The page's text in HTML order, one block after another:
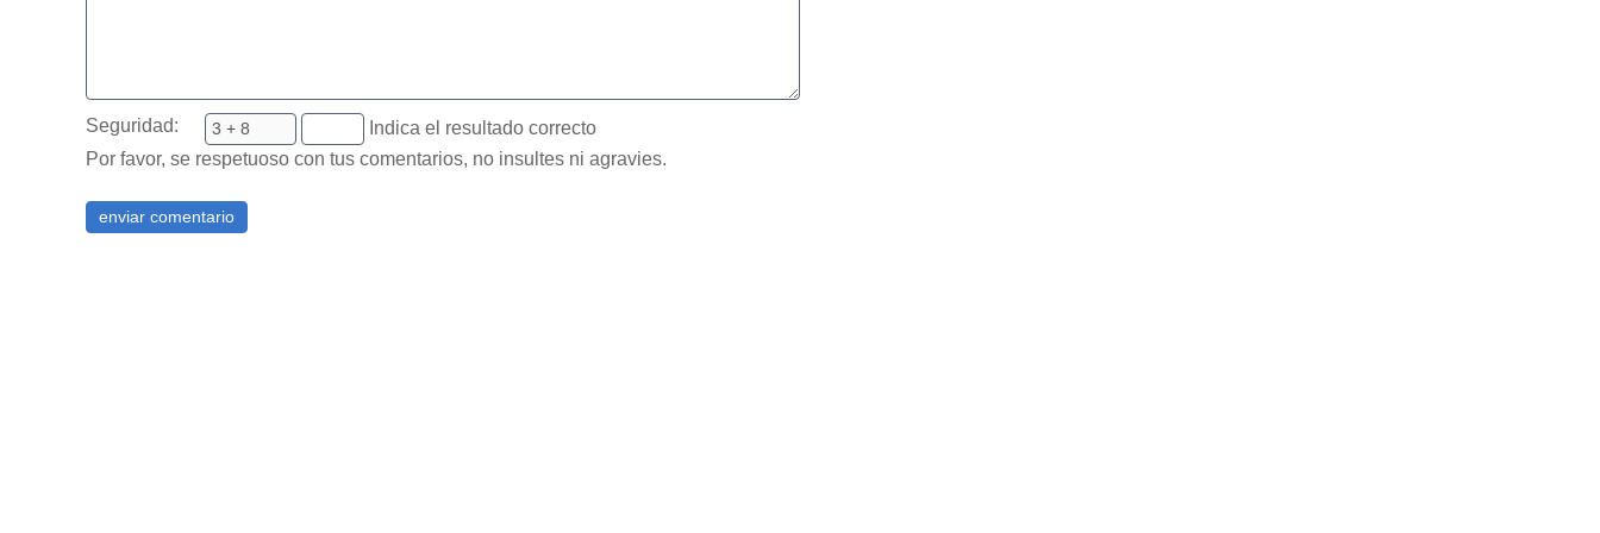
Seguridad:
Indica el resultado correcto
Por favor, se respetuoso con tus comentarios, no insultes ni agravies.